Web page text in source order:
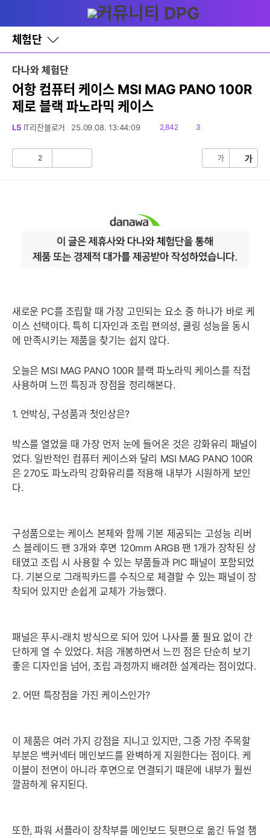
와
홈
체험단
바
로
가
기
레
이
어
토
다나와 체험단
어항 컴퓨터 케이스 MSI MAG PANO 100R
제로 블랙 파노라믹 케이스
L5 IT리잔블로거 25.09.08. 13:44:09
읽
2,842
댓
3
2 가 가
새로운 PC를 조립할 때 가장 고민되는 요소 중 하나가 바로 케
이스 선택이다. 특히 디자인과 조립 편의성, 쿨링 성능을 동시
에 만족시키는 제품을 찾기는 쉽지 않다.
오늘은 MSI MAG PANO 100R 블랙 파노라믹 케이스를 직접
사용하며 느낀 특징과 장점을 정리해본다.
1. 언박싱, 구성품과 첫인상은?
박스를 열었을 때 가장 먼저 눈에 들어온 것은 강화유리 패널이
었다. 일반적인 컴퓨터 케이스와 달리 MSI MAG PANO 100R
은 270도 파노라믹 강화유리를 적용해 내부가 시원하게 보인
다.
구성품으로는 케이스 본체와 함께 기본 제공되는 고성능 리버
스 블레이드 팬 3개와 후면 120mm ARGB 팬 1개가 장착된 상
태였고 조립 시 사용할 수 있는 부품들과 PIC 패널이 포함되었
다. 기본으로 그래픽카드를 수직으로 체결할 수 있는 패널이 장
착되어 있지만 손쉽게 교체가 가능했다.
패널은 푸시-래치 방식으로 되어 있어 나사를 풀 필요 없이 간
단하게 열 수 있었다. 처음 개봉하면서 느낀 점은 단순히 보기
좋은 디자인을 넘어, 조립 과정까지 배려한 설계라는 점이었다.
2. 어떤 특장점을 가진 케이스인가?
이 제품은 여러 가지 강점을 지니고 있지만, 그중 가장 주목할
부분은 백커넥터 메인보드를 완벽하게 지원한다는 점이다. 케
이블이 전면이 아니라 후면으로 연결되기 때문에 내부가 훨씬
깔끔하게 유지된다.
또한, 파워 서플라이 장착부를 메인보드 뒷편으로 옮긴 듀얼 챔
세부정보 열기/접기